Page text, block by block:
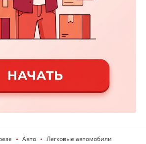
Авто Легковые автомобили